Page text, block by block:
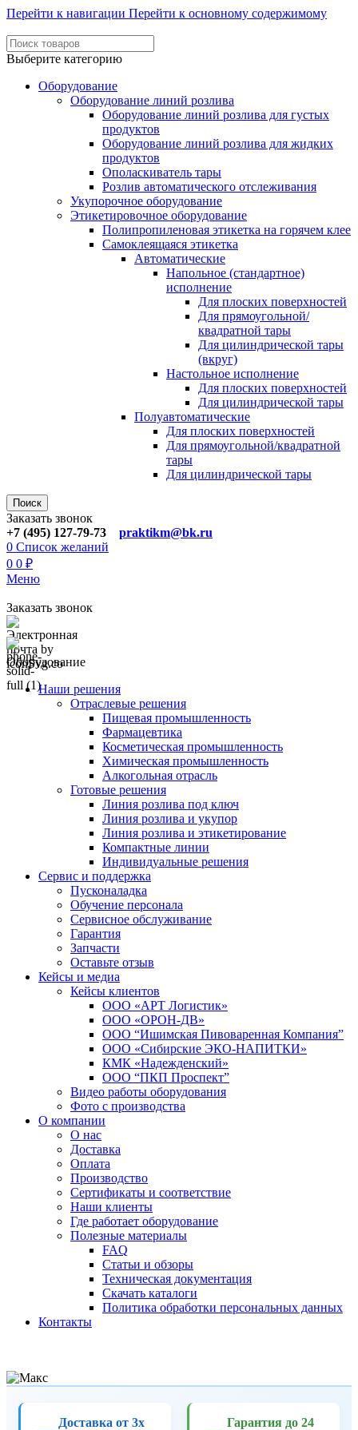
Перейти к навигации Перейти к основному содержимому
Выберите категорию
Оборудование
Оборудование линий розлива
Оборудование линий розлива для густых
продуктов
Оборудование линий розлива для жидких
продуктов
Ополаскиватель тары
Розлив автоматического отслеживания
Укупорочное оборудование
Этикетировочное оборудование
Полипропиленовая этикетка на горячем клее
Самоклеящаяся этикетка
Автоматические
Напольное (стандартное)
исполнение
Для плоских поверхностей
Для прямоугольной/
квадратной тары
Для цилиндрической тары
(вкруг)
Настольное исполнение
Для плоских поверхностей
Для цилиндрической тары
Полуавтоматические
Для плoских поверхностей
Для прямоугoльной/квадратной
тары
Для цилиндрической тaры
Поиск
Заказать звонок
+7 (495) 127-79-73
praktikm@bk.ru
0 Список желаний
0 0 ₽
Меню
Заказать звонок
Оборудование
Наши решения
Отраслевые решения
Пищевая промышленность
Фармацевтика
Косметическая промышленность
Химическая промышленность
Алкогольная отрасль
Готовые решения
Линия розлива под ключ
Линия розлива и укупор
Линия розлива и этикетирование
Компактные линии
Индивидуальные решения
Сервис и поддержка
Пусконаладка
Обучение персонала
Сервисное обслуживание
Гарантия
Запчасти
Оставьте отзыв
Кейсы и медиа
Кейсы клиентов
ООО «АРТ Логистик»
ООО «ОРОН-ДВ»
ООО “Ишимская Пивоваренная Компания”
ООО «Сибирские ЭКО-НАПИТКИ»
КМК «Надежденский»
ООО “ПКП Проспект”
Видео работы оборудования
Фото с производства
О компании
О нас
Доставка
Оплата
Производство
Сертификаты и соответствие
Наши клиенты
Где работает оборудование
Полезные материалы
FAQ
Статьи и обзоры
Техническая документация
Скачать каталоги
Политика обработки персональных данных
Контакты
Доставка от 3х
Гарантия до 24